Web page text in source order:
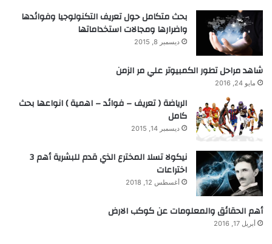
بحث متكامل حول تعريف التكنولوجيا وفوائدها
واضرارها ومجالات استخداماتها
ديسمبر 8, 2015
شاهد مراحل تطور الكمبيوتر علي مر الزمن
مايو 24, 2016
الرياضة ( تعريف – فوائد – اهمية ) انواعها بحث
كامل
ديسمبر 14, 2015
نيكولا تسلا المخترع الذي قدم للبشرية أهم 3
اختراعات
أغسطس 12, 2018
أهم الحقائق والمعلومات عن كوكب الارض
أبريل 17, 2016